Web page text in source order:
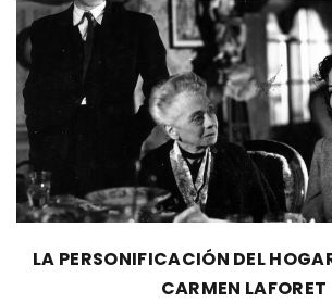
LA PERSONIFICACIÓN DEL
CARMEN LAFORET